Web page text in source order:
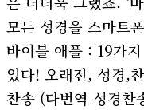
모든 성경을 스마트
바이블 애플 : 19가
있다! 오래전, 성경,
찬송 (다번역 성경찬